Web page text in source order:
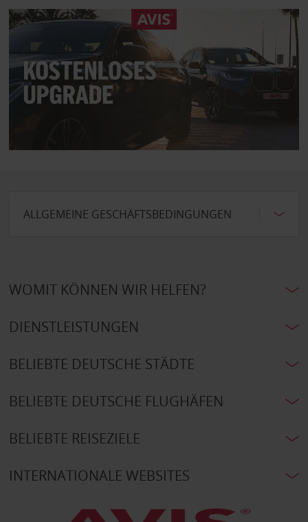
ALLGEMEINE GESCHÄFTSBEDINGUNGEN
WOMIT KÖNNEN WIR HELFEN?
DIENSTLEISTUNGEN
BELIEBTE DEUTSCHE STÄDTE
BELIEBTE DEUTSCHE FLUGHÄFEN
BELIEBTE REISEZIELE
INTERNATIONALE WEBSITES